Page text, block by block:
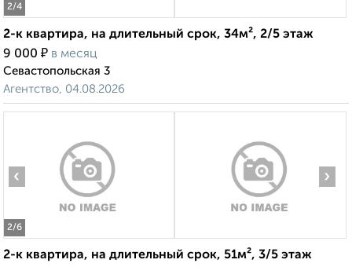
2/4
2-к квартира, на длительный срок, 34м², 2/5 этаж
9 000 ₽ в месяц
Севастопольская 3
Агентство, 04.08.2026
2/6
‹ ›
2-к квартира, на длительный срок, 51м², 3/5 этаж